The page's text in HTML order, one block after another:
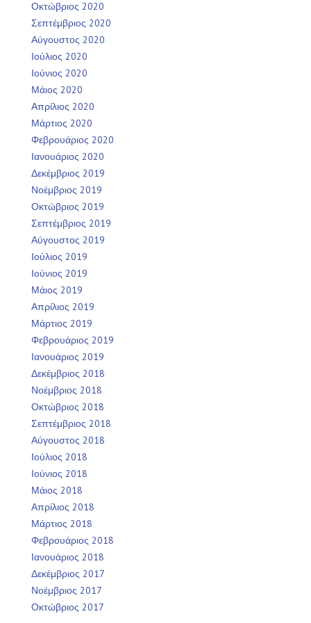
Οκτώβριος 2020
Σεπτέμβριος 2020
Αύγουστος 2020
Ιούλιος 2020
Ιούνιος 2020
Μάιος 2020
Απρίλιος 2020
Μάρτιος 2020
Φεβρουάριος 2020
Ιανουάριος 2020
Δεκέμβριος 2019
Νοέμβριος 2019
Οκτώβριος 2019
Σεπτέμβριος 2019
Αύγουστος 2019
Ιούλιος 2019
Ιούνιος 2019
Μάιος 2019
Απρίλιος 2019
Μάρτιος 2019
Φεβρουάριος 2019
Ιανουάριος 2019
Δεκέμβριος 2018
Νοέμβριος 2018
Οκτώβριος 2018
Σεπτέμβριος 2018
Αύγουστος 2018
Ιούλιος 2018
Ιούνιος 2018
Μάιος 2018
Απρίλιος 2018
Μάρτιος 2018
Φεβρουάριος 2018
Ιανουάριος 2018
Δεκέμβριος 2017
Νοέμβριος 2017
Οκτώβριος 2017